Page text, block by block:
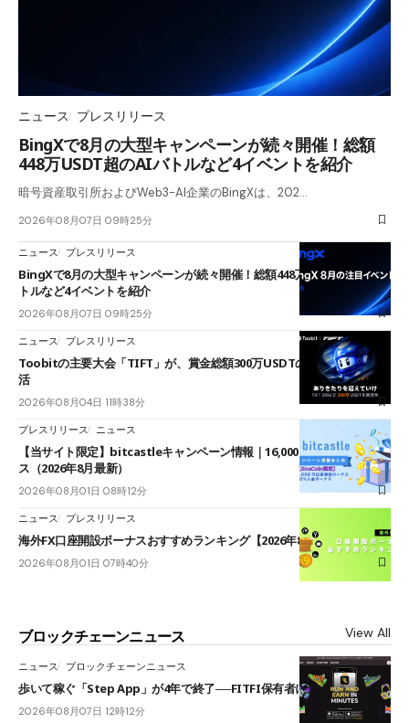
ニュース プレスリリース
BingXで8月の大型キャンペーンが続々開催！総額
448万USDT超のAIバトルなど4イベントを紹介
暗号資産取引所およびWeb3-AI企業のBingXは、202…
2026年08月07日 09時25分
ニュース プレスリリース
BingXで8月の大型キャンペーンが続々開催！総額448万USDT超のAIバ
トルなど4イベントを紹介
2026年08月07日 09時25分
ニュース プレスリリース
Toobitの主要大会「TIFT」が、賞金総額300万USDTのレースとして復
活
2026年08月04日 11時38分
プレスリリース ニュース
【当サイト限定】bitcastleキャンペーン情報｜16,000円口座開設ボーナ
ス（2026年8月最新）
2026年08月01日 08時12分
ニュース プレスリリース
海外FX口座開設ボーナスおすすめランキング【2026年8月最新】
2026年08月01日 07時40分
ブロックチェーンニュース View All
ニュース ブロックチェーンニュース
歩いて稼ぐ「Step App」が4年で終了──FITFI保有者に対応呼びかけ
2026年08月07日 12時12分